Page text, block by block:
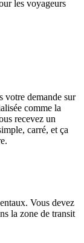
les voyageurs
votre demande sur
comme la
recevez un
carré, et ça
Vous devez
la zone de transit